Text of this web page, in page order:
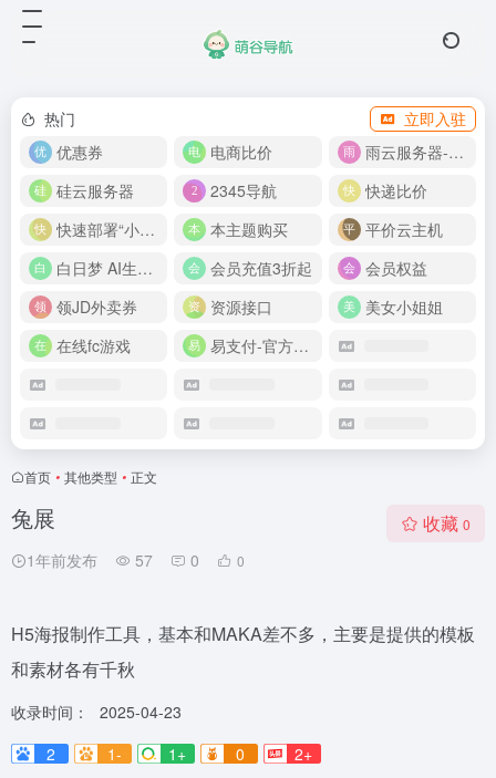
热门
立即入驻
优惠券
电商比价
雨云服务器-新人首月 5 折
硅云服务器
2345导航
快递比价
快速部署“小龙虾”
本主题购买
平价云主机
白日梦 AI生成50分钟视频
会员充值3折起
会员权益
领JD外卖券
资源接口
美女小姐姐
在线fc游戏
易支付-官方网站
首页 • 其他类型 • 正文
兔展
1年前发布 57 0 0
收藏 0
H5海报制作工具，基本和MAKA差不多，主要是提供的模板
和素材各有千秋
收录时间：
2025-04-23
2
1- 1+ 0 2+